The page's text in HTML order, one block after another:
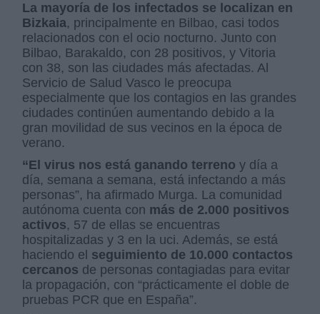
La mayoría de los infectados se localizan en
Bizkaia, principalmente en Bilbao, casi todos
relacionados con el ocio nocturno. Junto con
Bilbao, Barakaldo, con 28 positivos, y Vitoria
con 38, son las ciudades más afectadas. Al
Servicio de Salud Vasco le preocupa
especialmente que los contagios en las grandes
ciudades continúen aumentando debido a la
gran movilidad de sus vecinos en la época de
verano.
“El virus nos está ganando terrenoy día a
día, semana a semana, está infectando a más
personas”, ha afirmado Murga. La comunidad
autónoma cuenta con más de 2.000 positivos
activos, 57 de ellas se encuentras
hospitalizadas y 3 en la uci. Además, se está
haciendo el seguimiento de 10.000 contactos
cercanos de personas contagiadas para evitar
la propagación, con “prácticamente el doble de
pruebas PCR que en España”.